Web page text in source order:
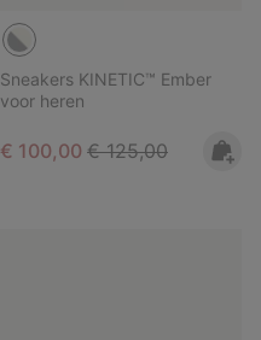
Sneakers KINETIC™ Ember
voor heren
Sale price:
€ 100,00 Regular price:
€ 125,00